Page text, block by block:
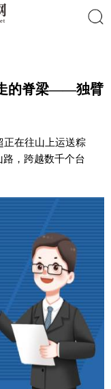
的脊梁——独臂
正在往山上运送粽
，跨越数千个台